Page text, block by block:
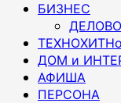
БИЗНЕС
ТЕХНОХИТ
ДОМ и
АФИША
ПЕРСОНА